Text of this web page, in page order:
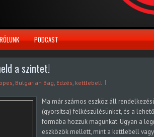
RÓLUNK PODCAST
a szintet!
, Bulgarian Bag, Edzés, kettlebell
Ma már számos eszköz áll
(gyorsítsa) felkészülésünket, és a
formába hozzuk magunkat. Ugyan a
eszközök mellett, mint a kettlebell